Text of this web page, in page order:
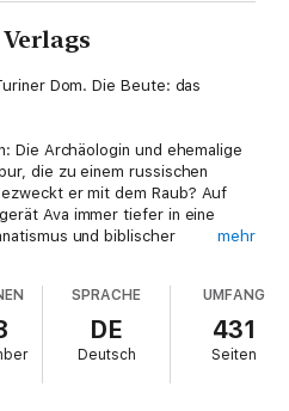
Dom. Die Beute: das
Die Archäologin und ehemalige
die zu einem russischen
er mit dem Raub? Auf
Ava immer tiefer in eine
und biblischer
Europa - direkt in die
Mächtigen. Und Ava entdeckt
Ausmaß: Falls sie den
Krieg im Nahen Osten die
mehr
SPRACHE
DE
Deutsch
UMFANG
431
Seiten